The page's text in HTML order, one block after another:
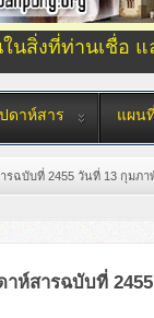
นสิ่งที่ท่านเชื่อ
ดาห์สาร แผน
รฉบับที่ 2455 วันที่ 13 กุมภา
าห์สารฉบับที่